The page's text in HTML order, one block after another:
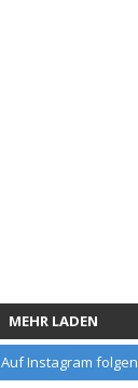
MEHR LADEN
Auf Instagram folgen